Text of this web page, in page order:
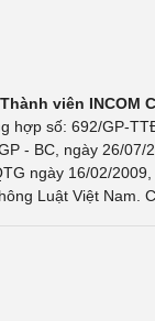
viên INCOM
hợp số: 692/GP-
- BC, ngày 26/
ngày 16/02/
Luật Việt Nam.